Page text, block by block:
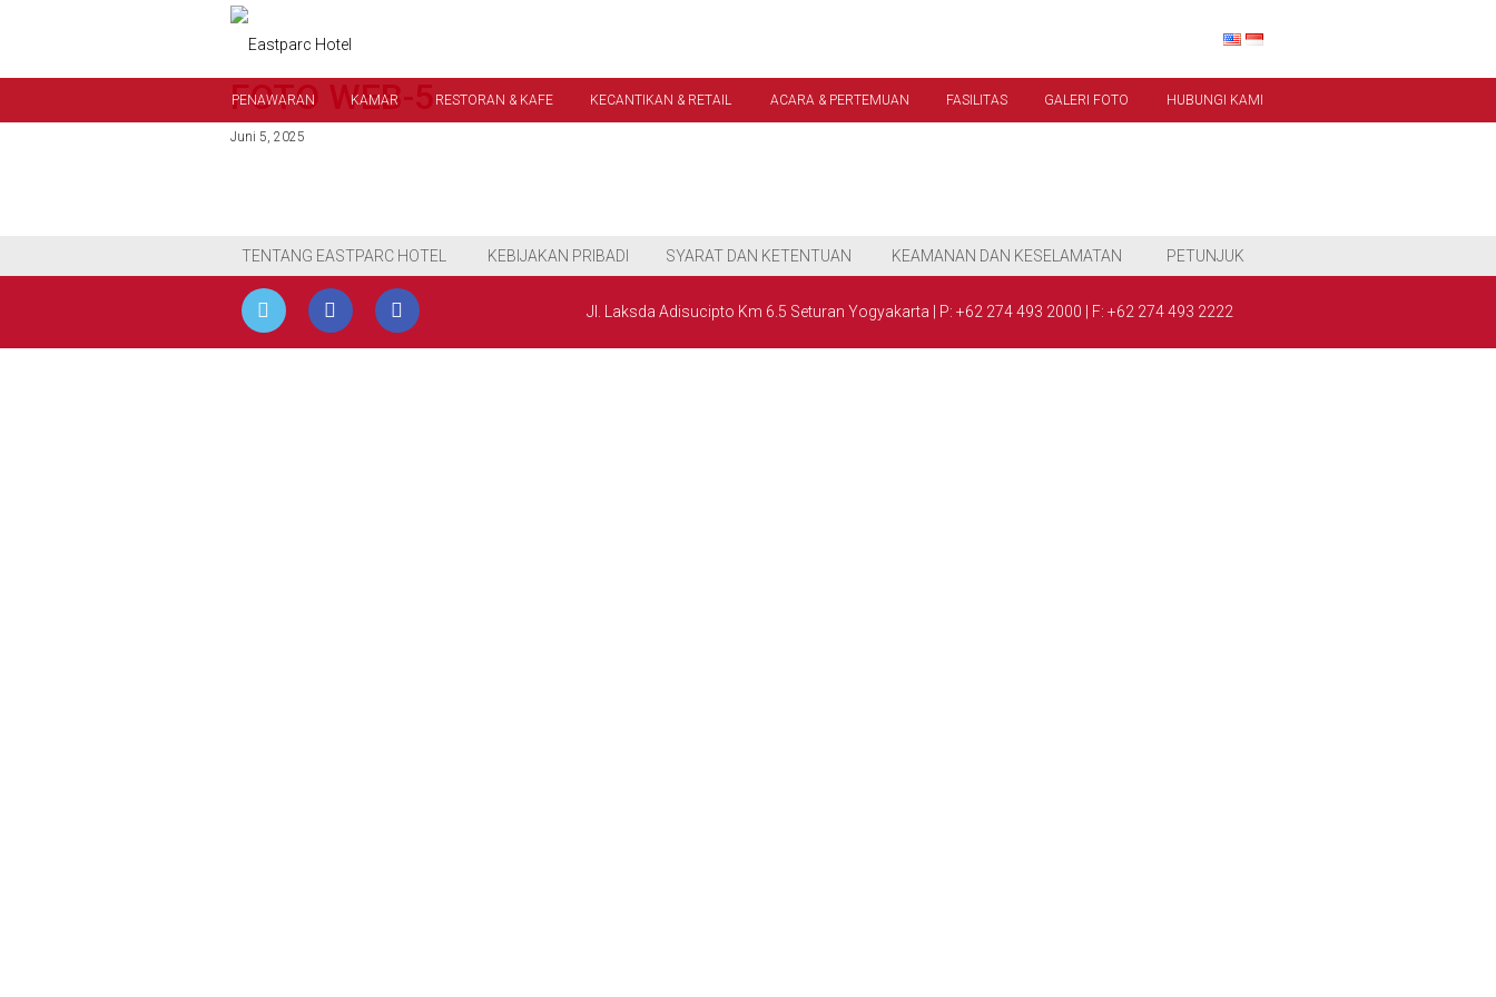
PENAWARAN KAMAR RESTORAN & KAFE KECANTIKAN & RETAIL ACARA & PERTEMUAN FASILITAS GALERI FOTO HUBUNGI KAMI
FOTO WEB-5
Juni 5, 2025
TENTANG EASTPARC HOTEL KEBIJAKAN PRIBADI SYARAT DAN KETENTUAN KEAMANAN DAN KESELAMATAN PETUNJUK
Jl. Laksda Adisucipto Km 6.5 Seturan Yogyakarta P: +62 274 493 2000 F: +62 274 493 2222